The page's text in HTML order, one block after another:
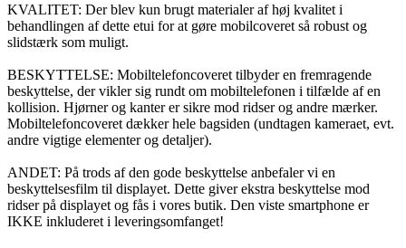
KVALITET: Der blev kun brugt materialer af høj kvalitet i
behandlingen af dette etui for at gøre mobilcoveret så robust og
slidstærk som muligt.
BESKYTTELSE: Mobiltelefoncoveret tilbyder en fremragende
beskyttelse, der vikler sig rundt om mobiltelefonen i tilfælde af en
kollision. Hjørner og kanter er sikre mod ridser og andre mærker.
Mobiltelefoncoveret dækker hele bagsiden (undtagen kameraet, evt.
andre vigtige elementer og detaljer).
ANDET: På trods af den gode beskyttelse anbefaler vi en
beskyttelsesfilm til displayet. Dette giver ekstra beskyttelse mod
ridser på displayet og fås i vores butik. Den viste smartphone er
IKKE inkluderet i leveringsomfanget!